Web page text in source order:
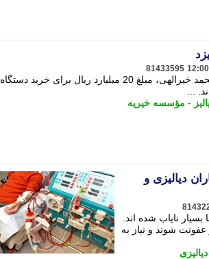
81433595
رییس صنف طلا و جواهرات استان یزد با همیاری خیرنیک اندیش حاج محمد خیرالهی، مبلغ 20 میلیارد ریال برای خرید دستگاه
...
- مؤسسه خیریه
دیالیزی و
نایاب شده اند.
شوند و نیاز به
دیالیزی